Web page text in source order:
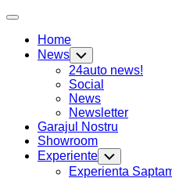
Skip
content
Expand
Home
News Toggle
Child
Menu
24auto news!
Social
News
Newsletter
Current
Page
Parent
Garajul Nostru
Showroom
Experiente Toggle
Child
Current
Experienta